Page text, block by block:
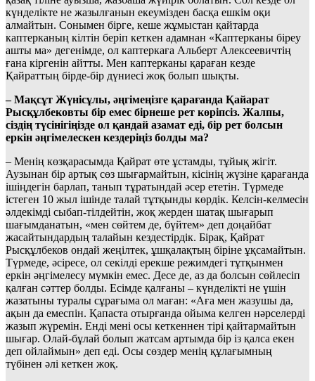
күнделікте не жазылғанын екеумізден басқа ешкім оқи
алмайтын. Сонымен бірге, кеше жұмыстан қайтарда
каптерканың кілтін беріп кеткен адамнан «Каптерканы біреу
ашты ма» дегенімде, ол каптеркаға Альберт Алексеевичтің
ғана кіргенін айтты. Мен каптерканы қараған кезде
Қайраттың бірде-бір дүниесі жоқ болып шықты.
– Мақсұт Жүнісұлы, әңгімеңізге қарағанда Қайарат
Рысқұлбековты бір емес бірнеше рет көріпсіз. Жалпы,
сіздің түсінігіңізде ол қандай азамат еді, бір рет болсын
еркін әңгімелескен кездеріңіз болды ма?
– Менің көзқарасымда Қайрат өте ұстамды, тұйық жігіт.
Аузынан бір артық сөз шығармайтын, кісінің жүзіне қарағанда
ішіңдегін барлап, танып тұратындай әсер ететін. Түрмеде
істеген 10 жыл ішінде талай тұтқынды көрдік. Келсін-келмесін
әлдекімді сыбап-тілдейтін, жоқ жерден шатақ шығарып
шағымданатын, «мен сөйтем де, бүйтем» деп доңайбат
жасайтындардың талайын кездестірдік. Бірақ, Қайрат
Рысқұлбеков ондай жеңілтек, ұшқалақтың біріне ұқсамайтын.
Түрмеде, әсіресе, ол секілді ерекше режимдегі тұтқынмен
еркін әңгімелесу мүмкін емес. Десе де, аз да болсын сөйлесіп
қалған сәттер болды. Есімде қалғаны – күнделікті не үшін
жазатыны туралы сұрағыма ол маған: «Аға мен жазушы да,
ақын да емеспін. Қапаста отырғанда ойыма келген нәрселерді
жазып жүремін. Енді мені осы кеткеннен тірі қайтармайтын
шығар. Олай-бұлай болып жатсам артымда бір із қалса екен
деп ойлаймын» деп еді. Осы сөздер менің құлағымның
түбінен әлі кеткен жоқ.